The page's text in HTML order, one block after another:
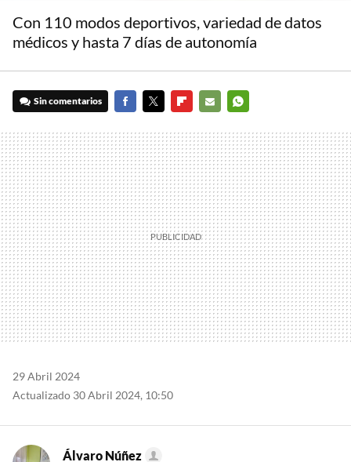
Con 110 modos deportivos, variedad de datos
médicos y hasta 7 días de autonomía
Sin comentarios
MAIL
29 Abril 2024
Actualizado 30 Abril 2024, 10:50
Álvaro Núñez